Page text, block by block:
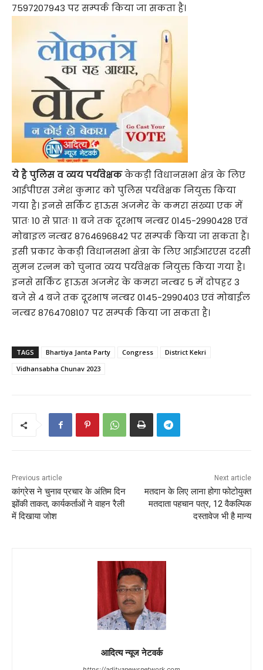
7597207943 पर सम्पर्क किया जा सकता है।
ये है पुलिस व व्यय पर्यवेक्षककेकड़ी विधानसभा क्षेत्र के लिए
आईपीएस उमेश कुमार को पुलिस पर्यवेक्षक नियुक्त किया
गया है। इनसे सर्किट हाऊस अजमेर के कमरा संख्या एक में
प्रातः 10 से प्रातः 11 बजे तक दूरभाष नम्बर 0145-2990428 एवं
मोबाइल नम्बर 8764696842 पर सम्पर्क किया जा सकता है।
इसी प्रकार केकड़ी विधानसभा क्षेत्रा के लिए आईआरएस दरसी
सुमन रत्नम को चुनाव व्यय पर्यवेक्षक नियुक्त किया गया है।
इनसे सर्किट हाऊस अजमेर के कमरा नम्बर 5 में दोपहर 3
बजे से 4 बजे तक दूरभाष नम्बर 0145-2990403 एवं मोबाईल
नम्बर 8764708107 पर सम्पर्क किया जा सकता है।
TAGS Bhartiya Janta Party Congress
District Kekri
Vidhansabha Chunav 2023
Previous article
कांग्रेस ने चुनाव प्रचार के अंतिम दिन
झोंकी ताकत, कार्यकर्ताओं ने वाहन रैली
में दिखाया जोश
Next article
मतदान के लिए लाना होगा फोटोयुक्त
मतदाता पहचान पत्र, 12 वैकल्पिक
दस्तावेज भी है मान्य
आदित्य न्यूज नेटवर्क